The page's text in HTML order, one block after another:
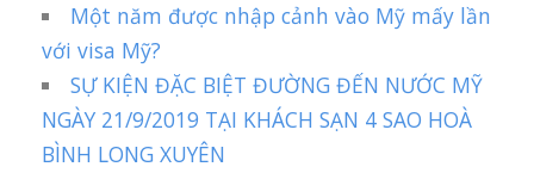
Một năm được nhập cảnh vào Mỹ mấy lần
với visa Mỹ?
SỰ KIỆN ĐẶC BIỆT ĐƯỜNG ĐẾN NƯỚC MỸ
NGÀY 21/9/2019 TẠI KHÁCH SẠN 4 SAO HOÀ
BÌNH LONG XUYÊN